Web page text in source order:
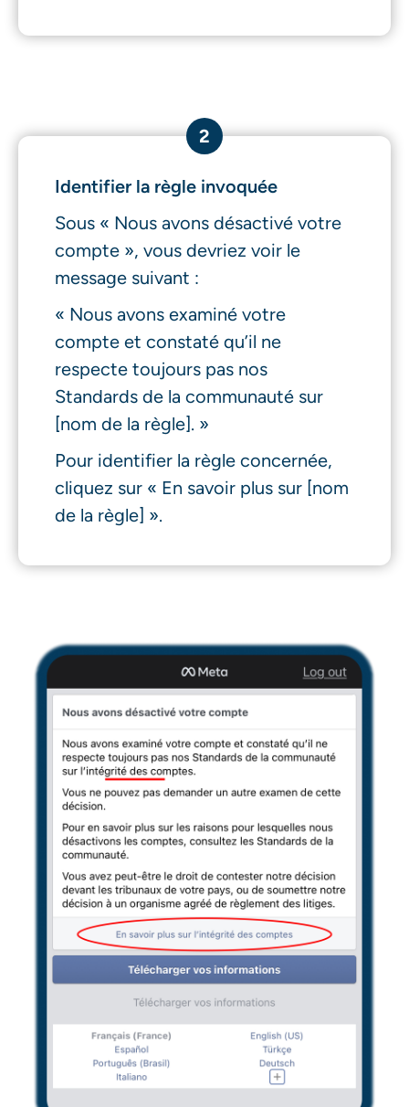
2
Identifier la règle invoquée
Sous « Nous avons désactivé votre
compte », vous devriez voir le
message suivant :
« Nous avons examiné votre
compte et constaté qu’il ne
respecte toujours pas nos
Standards de la communauté sur
[nom de la règle]. »
Pour identifier la règle concernée,
cliquez sur « En savoir plus sur [nom
de la règle] ».